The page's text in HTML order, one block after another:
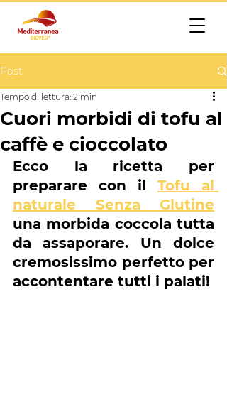
Post
Cuori morbidi di tofu al
caffè e cioccolato
Tempo di lettura: 2 min
Ecco la ricetta per
preparare con il Tofu al
naturale Senza Glutine
una morbida coccola tutta
da assaporare. Un dolce
cremosissimo perfetto per
accontentare tutti i palati!